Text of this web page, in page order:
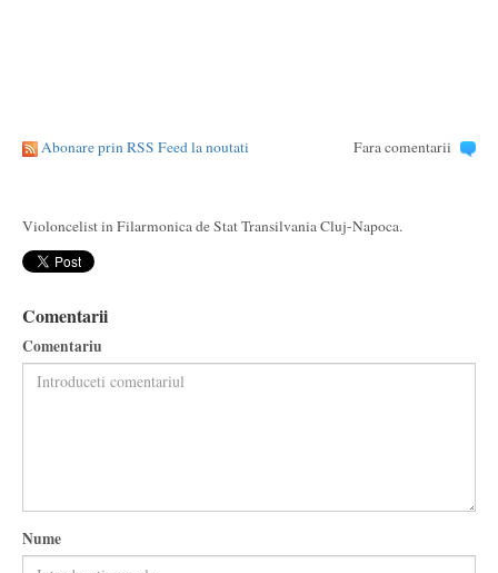
Abonare prin RSS Feed la noutati Fara comentarii
Violoncelist in Filarmonica de Stat Transilvania Cluj-Napoca.
Comentarii
Comentariu
Nume